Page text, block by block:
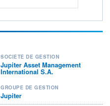
SOCIÉTÉ DE GESTION
Jupiter Asset Management
International S.A.
GROUPE DE GESTION
Jupiter